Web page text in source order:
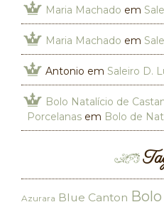
Maria Machado em
Maria Machado em
Antonio em Saleiro D.
Bolo Natalício de
Porcelanas em Bolo de
Azurara Blue Canton Bolo